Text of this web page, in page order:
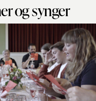
og synger